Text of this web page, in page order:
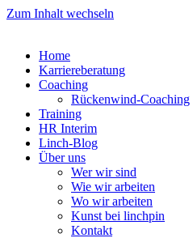
Zum Inhalt wechseln
Home
Karriereberatung
Coaching
Rückenwind-Coaching
Training
HR Interim
Linch-Blog
Über uns
Wer wir sind
Wie wir arbeiten
Wo wir arbeiten
Kunst bei linchpin
Kontakt